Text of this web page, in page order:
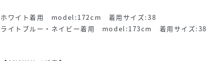
ホワイト着用 model:172cm 着用サイズ:38
ライトブルー・ネイビー着用 model:173cm 着用サイズ:38